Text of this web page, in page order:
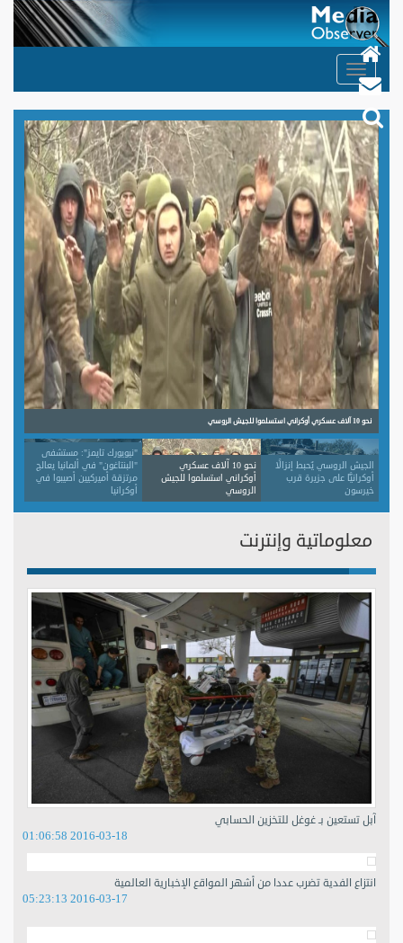
Toggle
navigation
"نيويورك تايمز": مستشفى "البنتاغون" في ألمانيا يعالج مرتزقة أميركيين أصيبوا في أوكرانيا
الجيش الروسي يُحبط إنزالًا
أوكرانيًّا على جزيرة قرب
خيرسون
نحو 10 آلاف عسكري
أوكراني استسلموا للجيش
الروسي
"نيويورك تايمز": مستشفى
"البنتاغون" في ألمانيا يعالج
مرتزقة أميركيين أصيبوا في
أوكرانيا
معلوماتية وإنترنت
آبل تستعين بـ غوغل للتخزين الحسابي
2016-03-18 01:06:58
انتزاع الفدية تضرب عددا من أشهر المواقع الإخبارية العالمية
2016-03-17 05:23:13